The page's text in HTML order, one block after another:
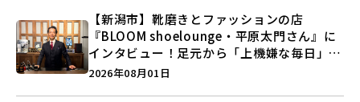
【新潟市】靴磨きとファッションの店
『BLOOM shoelounge・平原太門さん』に
インタビュー！足元から「上機嫌な毎日」を
つくる装いの提案とは？
2026年08月01日